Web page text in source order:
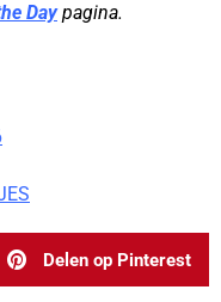
Daypagina.
Delen op Pinterest